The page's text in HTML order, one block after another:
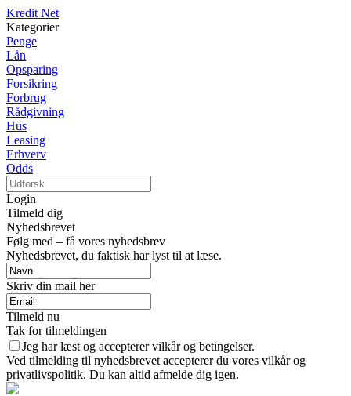
Kredit Net
Kategorier
Penge
Lån
Opsparing
Forsikring
Forbrug
Rådgivning
Hus
Leasing
Erhverv
Odds
Login
Tilmeld dig
Nyhedsbrevet
Følg med – få vores nyhedsbrev
Nyhedsbrevet, du faktisk har lyst til at læse.
Skriv din mail her
Tilmeld nu
Tak for tilmeldingen
Jeg har læst og accepterer vilkår og betingelser.
Ved tilmelding til nyhedsbrevet accepterer du vores vilkår og
privatlivspolitik. Du kan altid afmelde dig igen.